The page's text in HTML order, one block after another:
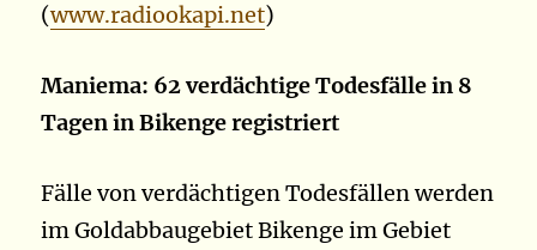
(www.radiookapi.net)
Maniema: 62 verdächtige Todesfälle in 8
Tagen in Bikenge registriert
Fälle von verdächtigen Todesfällen werden
im Goldabbaugebiet Bikenge im Gebiet